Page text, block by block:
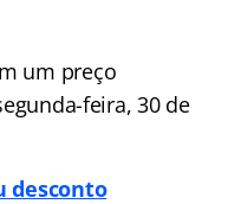
um preço
feira, 30 de
desconto